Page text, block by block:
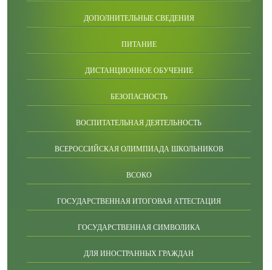
ДОПОЛНИТЕЛЬНЫЕ СВЕДЕНИЯ
ПИТАНИЕ
ДИСТАНЦИОННОЕ ОБУЧЕНИЕ
БЕЗОПАСНОСТЬ
ВОСПИТАТЕЛЬНАЯ ДЕЯТЕЛЬНОСТЬ
ВСЕРОССИЙСКАЯ ОЛИМПИАДА ШКОЛЬНИКОВ
ВСОКО
ГОСУДАРСТВЕННАЯ ИТОГОВАЯ АТТЕСТАЦИЯ
ГОСУДАРСТВЕННАЯ СИМВОЛИКА
ДЛЯ ИНОСТРАННЫХ ГРАЖДАН